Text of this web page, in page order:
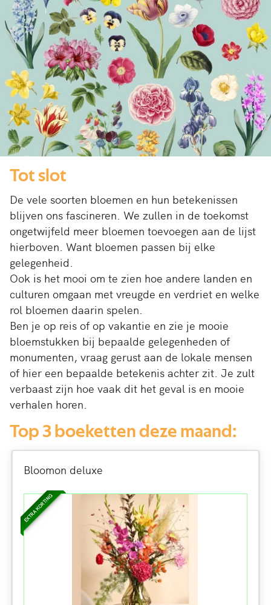
Tot slot
De vele soorten bloemen en hun betekenissen
blijven ons fascineren. We zullen in de toekomst
ongetwijfeld meer bloemen toevoegen aan de lijst
hierboven. Want bloemen passen bij elke
gelegenheid.
Ook is het mooi om te zien hoe andere landen en
culturen omgaan met vreugde en verdriet en welke
rol bloemen daarin spelen.
Ben je op reis of op vakantie en zie je mooie
bloemstukken bij bepaalde gelegenheden of
monumenten, vraag gerust aan de lokale mensen
of hier een bepaalde betekenis achter zit. Je zult
verbaast zijn hoe vaak dit het geval is en mooie
verhalen horen.
Top 3 boeketten deze maand:
Bloomon deluxe
EXTRA KORTING